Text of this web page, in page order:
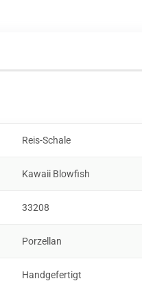
Reis-Schale
Kawaii Blowfish
33208
Porzellan
Handgefertigt